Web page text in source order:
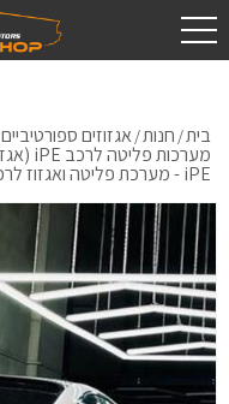
בית/ חנות/ אגזוזים
מערכות פליטה לרכב iPE (אגזוזים)
iPE - מערכת פליטה ואגזוז לרכב M3 E90 E92 E93 F1 Edition